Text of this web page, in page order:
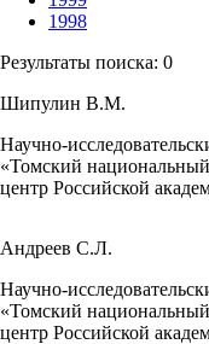
1998
Результаты поиска: 0
Шипулин В.М.
Научно-
«Томский
центр Российской
Андреев С.Л.
Научно-
«Томский
центр Российской